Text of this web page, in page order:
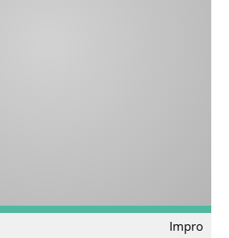
Impro